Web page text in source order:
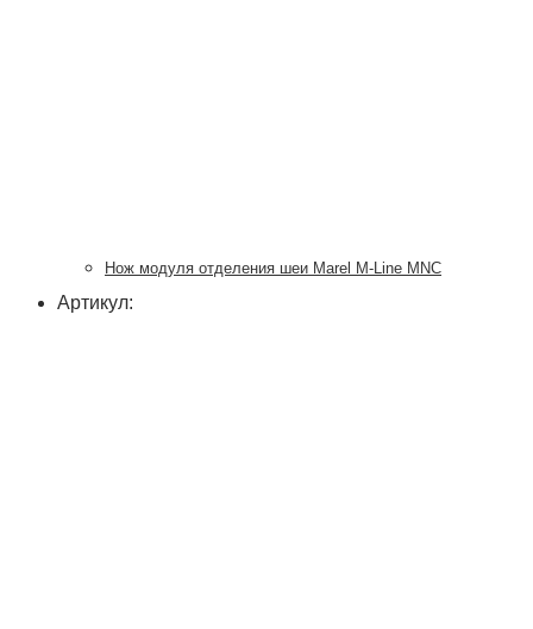
Нож модуля отделения шеи Marel M-Line MNC
Артикул: